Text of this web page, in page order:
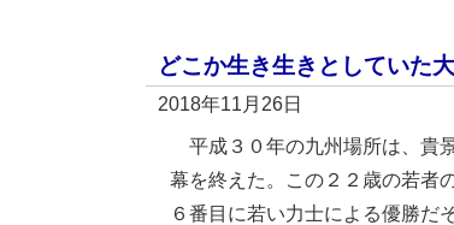
どこか生き生きとしていた
2018年11月26日
平成３０年の九州場所は、貴
幕を終えた。この２２歳の若者
６番目に若い力士による優勝だ